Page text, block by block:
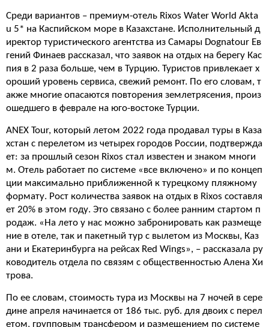
Среди вариантов – премиум-отель Rixos Water World Akta
u 5* на Каспийском море в Казахстане. Исполнительный д
иректор туристического агентства из Самары Dognatour Ев
гений Финаев рассказал, что заявок на отдых на берегу Кас
пия в 2 раза больше, чем в Турцию. Туристов привлекает х
ороший уровень сервиса, свежий ремонт. По его словам, т
акже многие опасаются повторения землетрясения, произ
ошедшего в феврале на юго-востоке Турции.
ANEX Tour, который летом 2022 года продавал туры в Каза
хстан с перелетом из четырех городов России, подтвержда
ет: за прошлый сезон Rixos стал известен и знаком многи
м. Отель работает по системе «все включено» и по концеп
ции максимально приближенной к турецкому пляжному
формату. Рост количества заявок на отдых в Rixos составля
ет 20% в этом году. Это связано с более ранним стартом п
родаж. «На лето у нас можно забронировать как размеще
ние в отеле, так и пакетный тур с вылетом из Москвы, Каз
ани и Екатеринбурга на рейсах Red Wings», – рассказала ру
ководитель отдела по связям с общественностью Алена Хи
трова.
По ее словам, стоимость тура из Москвы на 7 ночей в сере
дине апреля начинается от 186 тыс. руб. для двоих с перел
етом, групповым трансфером и размещением по системе